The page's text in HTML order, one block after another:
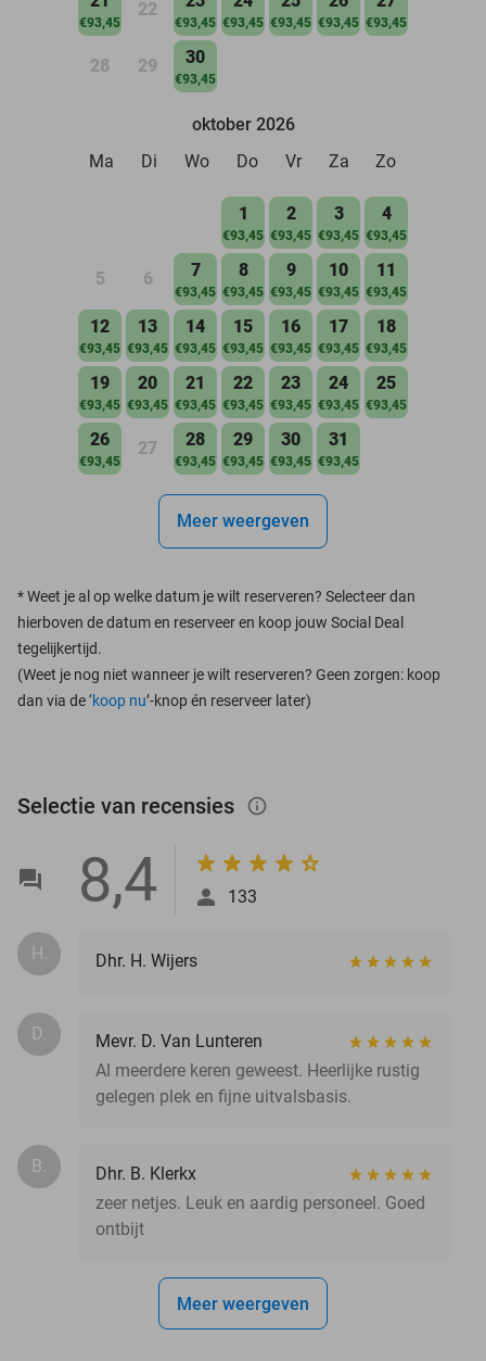
€93,45
22
€93,45 €93,45 €93,45 €93,45 €93,45
28 29 30
€93,45
oktober 2026
Ma
Di Wo Do Vr Za Zo
1
€93,45
2
€93,45
3
€93,45
4
€93,45
5 6 7
€93,45
8
€93,45
9
€93,45
10
€93,45
11
€93,45
12
€93,45
13
€93,45
14
€93,45
15
€93,45
16
€93,45
17
€93,45
18
€93,45
19
€93,45
20
€93,45
21
€93,45
22
€93,45
23
€93,45
24
€93,45
25
€93,45
26
€93,45
27 28
€93,45
29
€93,45
30
€93,45
31
€93,45
Meer weergeven
*Weet je al op welke datum je wilt reserveren? Selecteer dan
hierboven de datum en reserveer en koop jouw Social Deal
tegelijkertijd.
(Weet je nog niet wanneer je wilt reserveren? Geen zorgen: koop
dan via de ‘koop nu’-knop én reserveer later)
Selectie van recensies info_outlined
8,4 133
H. Dhr. H. Wijers
D.
Mevr. D. Van Lunteren
Al meerdere keren geweest. Heerlijke rustig
gelegen plek en fijne uitvalsbasis.
B.
Dhr. B. Klerkx
zeer netjes. Leuk en aardig personeel. Goed
ontbijt
Meer weergeven